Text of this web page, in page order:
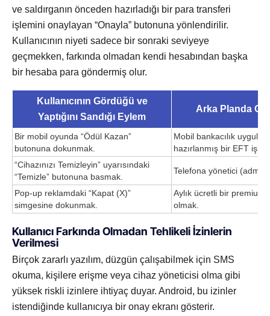
ve saldırganın önceden hazırladığı bir para transferi
işlemini onaylayan “Onayla” butonuna yönlendirilir.
Kullanıcının niyeti sadece bir sonraki seviyeye
geçmekken, farkında olmadan kendi hesabından başka
bir hesaba para göndermiş olur.
Kullanıcının Gördüğü ve
Yaptığını Sandığı Eylem
Arka Planda
Bir mobil oyunda “Ödül Kazan”
butonuna dokunmak.
Mobil bankacılık
hazırlanmış bir EFT
“Cihazınızı Temizleyin” uyarısındaki
“Temizle” butonuna basmak.
Telefona yönetici
Pop-up reklamdaki “Kapat (X)”
simgesine dokunmak.
Aylık ücretli bir premium
olmak.
Kullanıcı Farkında Olmadan Tehlikeli İzinlerin
Verilmesi
Birçok zararlı yazılım, düzgün çalışabilmek için SMS
okuma, kişilere erişme veya cihaz yöneticisi olma gibi
yüksek riskli izinlere ihtiyaç duyar. Android, bu izinler
istendiğinde kullanıcıya bir onay ekranı gösterir.